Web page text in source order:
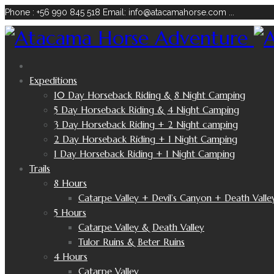
Phone : +56 990 845 518 Email: info@atacamahorse.com
Expeditions
10 Day Horseback Riding & 8 Night Camping
5 Day Horseback Riding & 4 Night Camping
3 Day Horseback Riding + 2 Night camping
2 Day Horseback Riding + 1 Night Camping
1 Day Horseback Riding + 1 Night Camping
Trails
8 Hours
Catarpe Valley + Devil’s Canyon + Death
5 Hours
Catarpe Valley & Death Valley
Tulor Ruins & Beter Ruins
4 Hours
Catarpe Valley